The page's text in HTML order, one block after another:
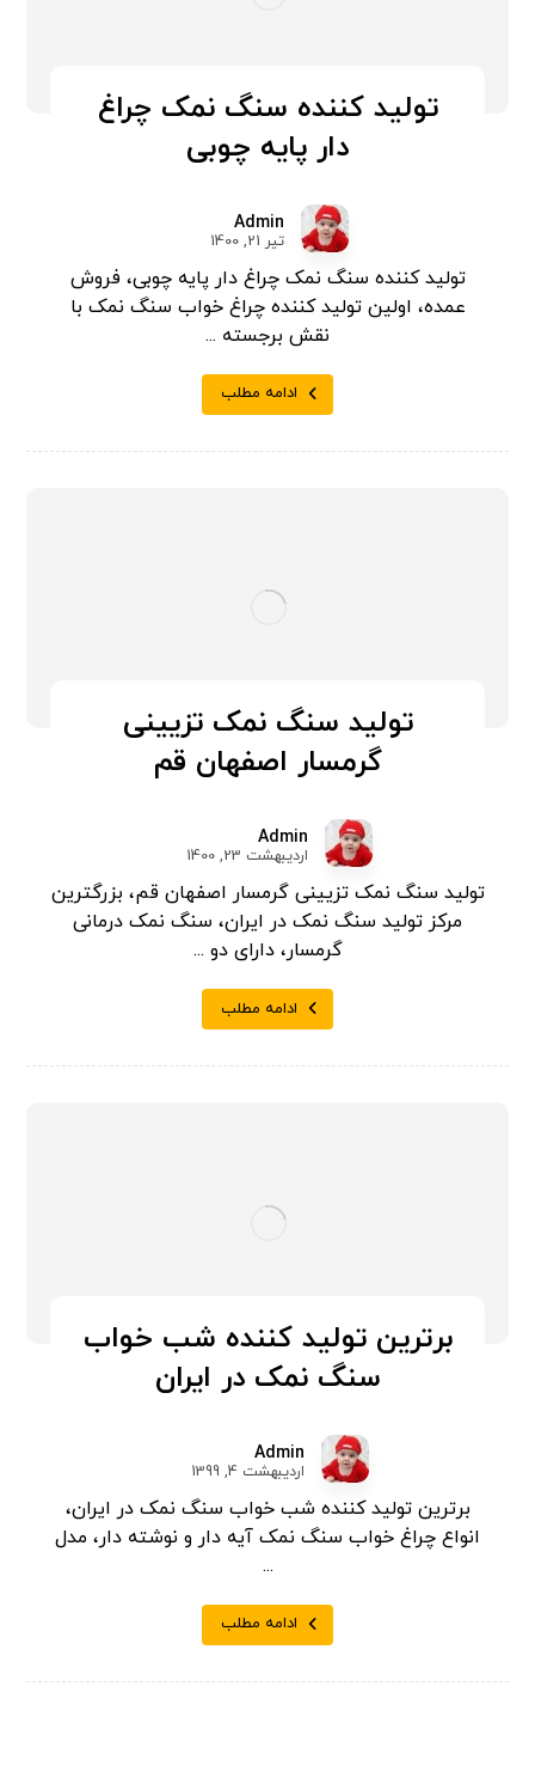
تولید کننده سنگ نمک چراغ
دار پایه چوبی
Admin
تیر 21, 1400
تولید کننده سنگ نمک چراغ دار پایه چوبی، فروش
عمده، اولین تولید کننده چراغ خواب سنگ نمک با
نقش برجسته ...
ادامه مطلب
تولید سنگ نمک تزیینی
گرمسار اصفهان قم
Admin
اردیبهشت 23, 1400
تولید سنگ نمک تزیینی گرمسار اصفهان قم، بزرگترین
مرکز تولید سنگ نمک در ایران، سنگ نمک درمانی
گرمسار، دارای دو ...
ادامه مطلب
برترین تولید کننده شب خواب
سنگ نمک در ایران
Admin
اردیبهشت 4, 1399
برترین تولید کننده شب خواب سنگ نمک در ایران،
انواع چراغ خواب سنگ نمک آیه دار و نوشته دار، مدل
...
ادامه مطلب